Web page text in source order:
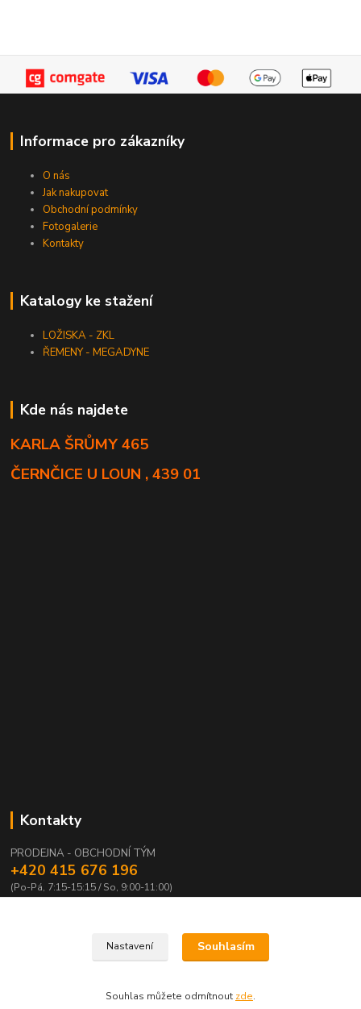
Informace pro zákazníky
O nás
Jak nakupovat
Obchodní podmínky
Fotogalerie
Kontakty
Katalogy ke stažení
LOŽISKA - ZKL
ŘEMENY - MEGADYNE
Kde nás najdete
KARLA ŠRŮMY 465
ČERNČICE U LOUN , 439 01
Kontakty
PRODEJNA - OBCHODNÍ TÝM
+420 415 676 196
(Po-Pá, 7:15-15:15 / So, 9:00-11:00)
Nastavení Souhlasím
Souhlas můžete odmítnout zde.